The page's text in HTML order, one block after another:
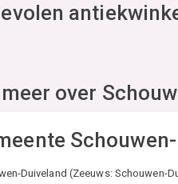
over
Duiveland (Zeeuws: Schouwen-